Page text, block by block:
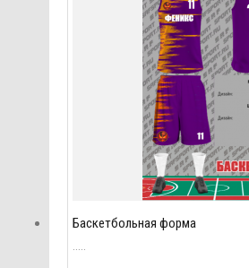
Баскетбольная форма